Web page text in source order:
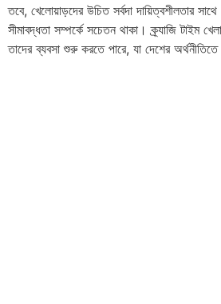
তবে, খেলোয়াড়দের উচিত সর্বদা দায়িত্বশীলতার
সীমাবদ্ধতা সম্পর্কে সচেতন থাকা। ক্র্যাজি টাইম
তাদের ব্যবসা শুরু করতে পারে, যা দেশের